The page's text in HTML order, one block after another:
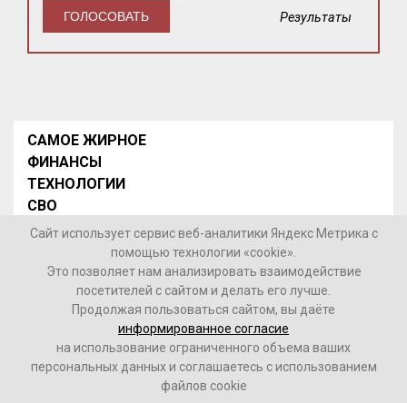
Результаты
САМОЕ ЖИРНОЕ
ФИНАНСЫ
ТЕХНОЛОГИИ
СВО
НОВОСТИ В МИРЕ
НОВОСТИ РОССИИ
Контакты
© 2026 Интернет-газета «МедиаЖир» -Согласие
пользователя на обработку данных
16+
Сайт использует сервис веб-аналитики Яндекс Метрика с
помощью технологии «cookie».
Это позволяет нам анализировать взаимодействие
посетителей с сайтом и делать его лучше.
Продолжая пользоваться сайтом, вы даёте
информированное согласие
на использование ограниченного объема ваших
персональных данных и соглашаетесь с использованием
файлов cookie